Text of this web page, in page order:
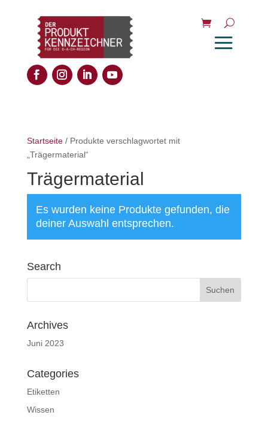
Startseite/ Produkte verschlagwortet mit
„Trägermaterial“
Trägermaterial
Es wurden keine Produkte gefunden, die
deiner Auswahl entsprechen.
Search
Archives
Juni 2023
Categories
Etiketten
Wissen